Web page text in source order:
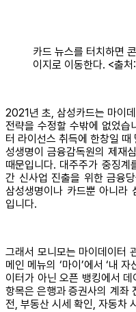
카드 뉴스를 터치하면
이지로 이동한다. <출
2021년 초, 삼성카드는 마이
전략을 수정할 수밖에 없었습
터 라이선스 취득에 한창일
성생명이 금융감독원의 제재
때문입니다. 대주주가 중징
간 신사업 진출을 위한 금융
삼성생명이나 카드뿐 아니라
입니다.
그래서 모니모는 마이데이터
메인 메뉴의 ‘마이’에서 ‘내
이터가 아닌 오픈 뱅킹에서
항목은 은행과 증권사의 계좌
전, 부동산 시세 확인, 자동차